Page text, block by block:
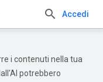
Accedi
i contenuti nella tua
potrebbero